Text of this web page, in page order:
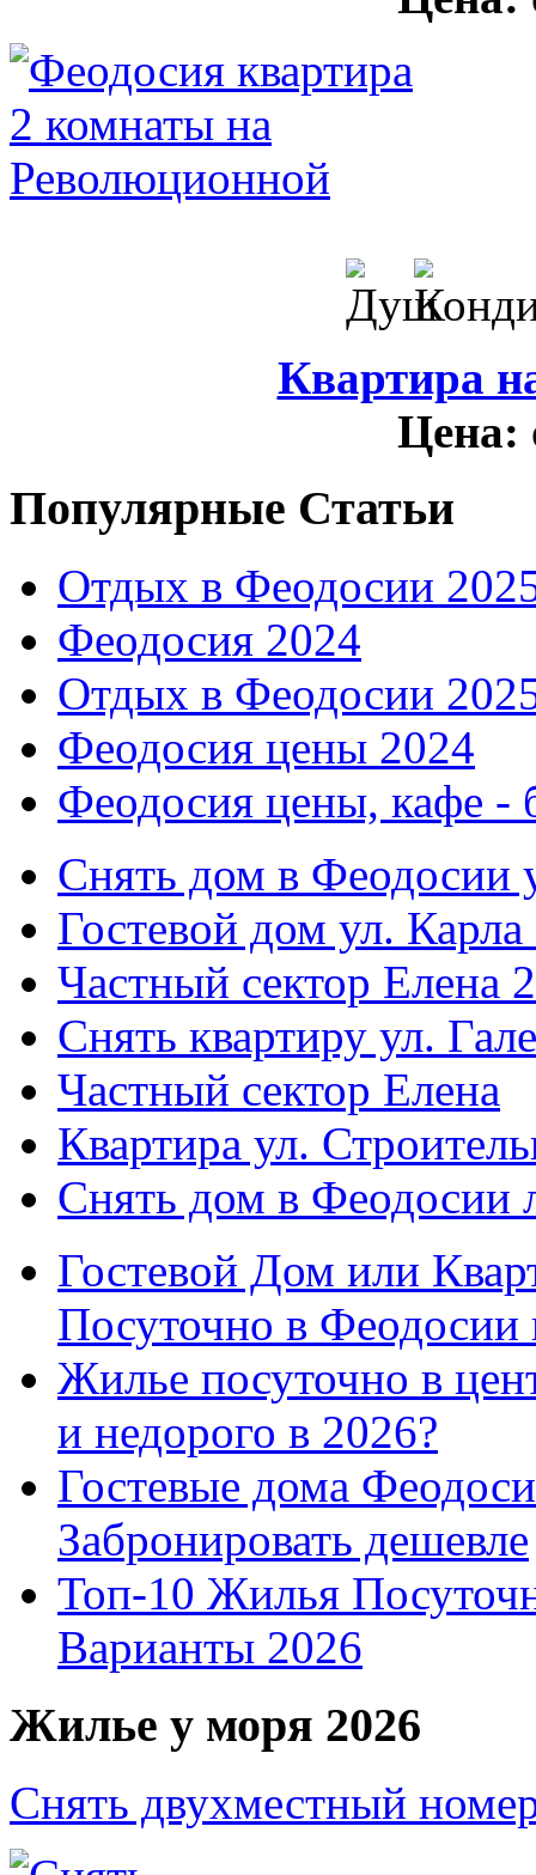
Квартира
Цена:
Популярные Статьи
Отдых в Феодосии
Феодосия 2024
Отдых в Феодосии
Феодосия цены 2024
Феодосия цены, кафе -
Снять дом в Феодосии
Гостевой дом ул.
Частный сектор Елена 2
Снять квартиру ул.
Частный сектор Елена
Квартира ул.
Снять дом в Феодосии
Гостевой Дом или
Посуточно в Феодосии
Жилье посуточно в
и недорого в 2026?
Гостевые дома
Забронировать дешевле
Топ-10 Жилья
Варианты 2026
Жилье у моря 2026
Снять двухместный